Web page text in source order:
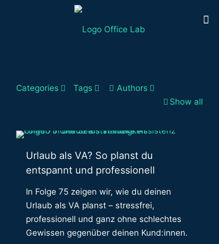
Categories Tags
Authors
Show all
Urlaub als VA? So planst du
entspannt und professionell
In Folge 75 zeigen wir, wie du deinen
Urlaub als VA planst – stressfrei,
professionell und ganz ohne schlechtes
Gewissen gegenüber deinen Kund:innen.